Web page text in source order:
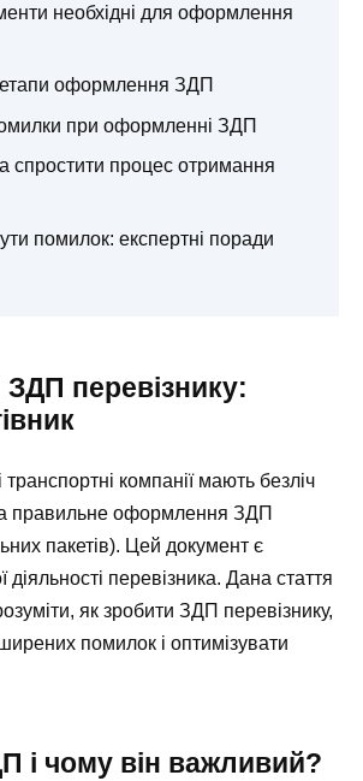
необхідні для оформлення
оформлення ЗДП
при оформленні ЗДП
спростити процес отримання
помилок: експертні поради
перевізнику:
транспортні компанії мають безліч
правильне оформлення ЗДП
пакетів). Цей документ є
перевізника. Дана стаття
як зробити ЗДП перевізнику,
помилок і оптимізувати
і чому він важливий?